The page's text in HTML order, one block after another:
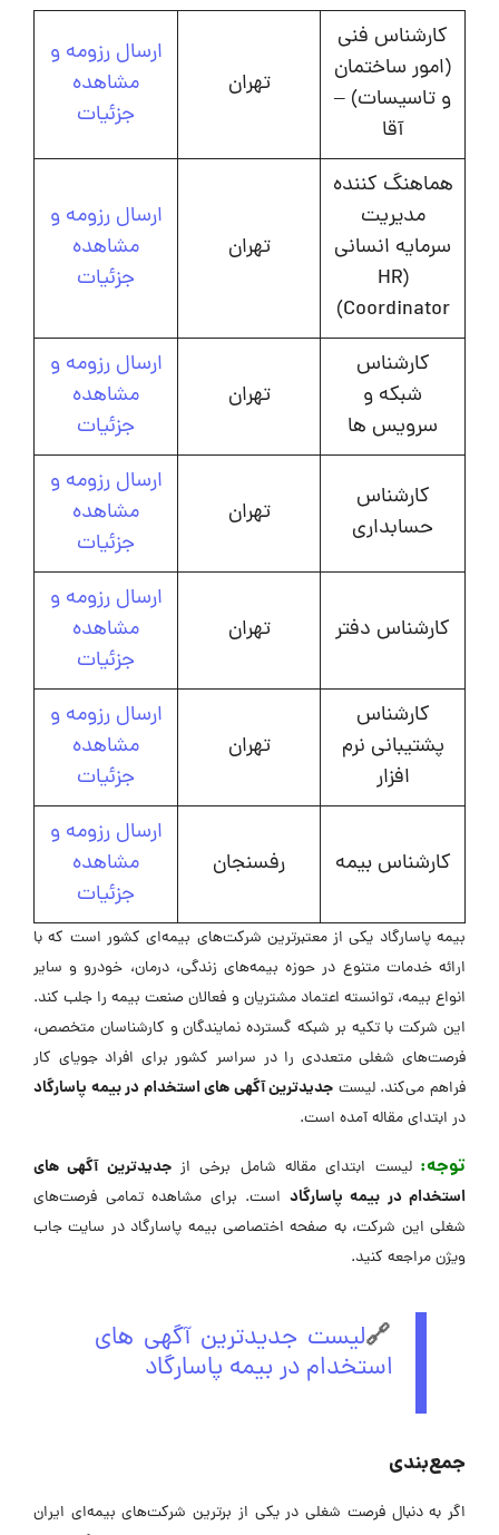
کارشناس فنی
(امور ساختمان
و تاسیسات) –
آقا
تهران
ارسال رزومه و
مشاهده
جزئیات
هماهنگ کننده
مدیریت
سرمایه انسانی
(HR
Coordinator)
تهران
ارسال رزومه و
مشاهده
جزئیات
کارشناس
شبکه و
سرویس ها
تهران
ارسال رزومه و
مشاهده
جزئیات
کارشناس
حسابداری
تهران
ارسال رزومه و
مشاهده
جزئیات
کارشناس دفتر تهران
ارسال رزومه و
مشاهده
جزئیات
کارشناس
پشتیبانی نرم
افزار
تهران
ارسال رزومه و
مشاهده
جزئیات
کارشناس بیمه رفسنجان
ارسال رزومه و
مشاهده
جزئیات
بیمه پاسارگاد یکی از معتبرترین شرکت‌های بیمه‌ای کشور است که با
ارائه خدمات متنوع در حوزه بیمه‌های زندگی، درمان، خودرو و سایر
انواع بیمه، توانسته اعتماد مشتریان و فعالان صنعت بیمه را جلب کند.
این شرکت با تکیه بر شبکه گسترده نمایندگان و کارشناسان متخصص،
فرصت‌های شغلی متعددی را در سراسر کشور برای افراد جویای کار
فراهم می‌کند. لیست جدیدترین آگهی های استخدام در بیمه پاسارگاد
در ابتدای مقاله آمده است.
توجه: لیست ابتدای مقاله شامل برخی ازجدیدترین آگهی های
استخدام در بیمه پاسارگاد است. برای مشاهده تمامی فرصت‌های
شغلی این شرکت، به صفحه اختصاصی بیمه پاسارگاد در سایت جاب
ویژن مراجعه کنید.
🔗لیست جدیدترین آگهی های
استخدام در بیمه پاسارگاد
جمع‌بندی
اگر به دنبال فرصت شغلی در یکی از برترین شرکت‌های بیمه‌ای ایران